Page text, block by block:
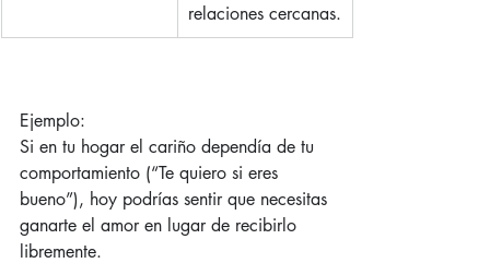
relaciones cercanas.
Ejemplo:
Si en tu hogar el cariño dependía de tu
comportamiento (“Te quiero si eres
bueno”), hoy podrías sentir que necesitas
ganarte el amor en lugar de recibirlo
libremente.